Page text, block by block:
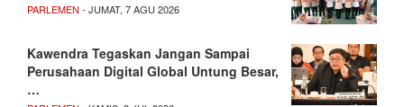
PARLEMEN - JUMAT, 7 AGU 2026
Kawendra Tegaskan Jangan Sampai
Perusahaan Digital Global Untung Besar,
…